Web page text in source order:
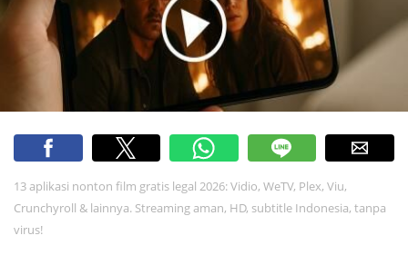
13 aplikasi nonton film gratis legal 2026: Vidio, WeTV, Plex, Viu,
Crunchyroll & lainnya. Streaming aman, HD, subtitle Indonesia, tanpa
virus!